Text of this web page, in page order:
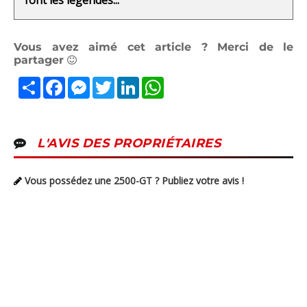
Vous avez aimé cet article ? Merci de le
partager
PartagerFacebookMessenger
TwitterLinkedIn
L'AVIS DES PROPRIÉTAIRES
Vous possédez une 2500-GT ? Publiez votre avis !